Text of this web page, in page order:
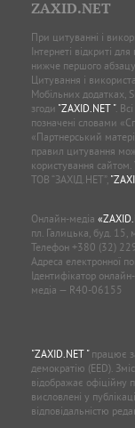
ZAXID.NET
При цитуванні і
Інтернеті відкриті
нижче першого
Цитування і
Мобільних додатках,
згоди "ZAXID.NET ".
позначені словами
«Партнерський
правил цитування
користування
ТОВ “ЗАХІД.НЕТ”,
Онлайн-медіа
пл. Галицька, буд. 15,
Телефон +380 (32)
Адреса електронної
Ідентифікатор
медіа — R40-06155
"ZAXID.NET "працює
демократію (EED).
відображає офіційну
висловлені у
відповідальністю